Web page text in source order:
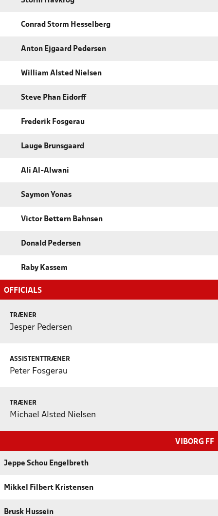
Conrad Storm Hesselberg
Anton Ejgaard Pedersen
William Alsted Nielsen
Steve Phan Eidorff
Frederik Fosgerau
Lauge Brunsgaard
Ali Al-Alwani
Saymon Yonas
Victor Bøttern Bahnsen
Donald Pedersen
Raby Kassem
OFFICIALS
TRÆNER
Jesper Pedersen
ASSISTENTTRÆNER
Peter Fosgerau
TRÆNER
Michael Alsted Nielsen
VIBORG FF
Jeppe Schou Engelbreth
Mikkel Filbert Kristensen
Brusk Hussein